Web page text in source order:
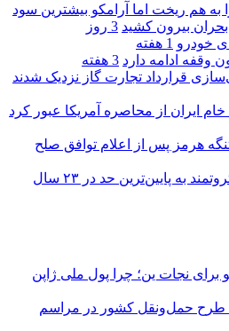
به هم ریخت اما آرامکو بیشترین سود
بحران بیرون کشید 3 روز
خودرو 1 هفته
وقفه ادامه دارد 3 هفته
قرارداد تجارت گاز نزدیک شدند
هرمز پس از اعلام توافق صلح
ذخایر نفت کشورهای ثروتمند به پایین‌ترین حد در ۲۳ سال
برای نجات ین؛ چرا پول ملی ژاپن
طرح حمل‌ونقل کشور در مراسم